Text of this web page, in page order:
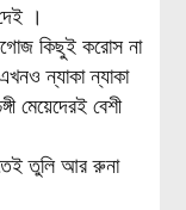
।
কিছুই করোস না
ন্যাকা ন্যাকা
মেয়েদেরই বেশী
তুলি আর রুনা